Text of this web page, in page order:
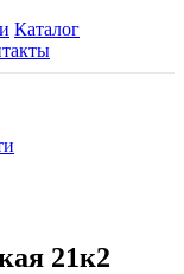
Каталог
21к2